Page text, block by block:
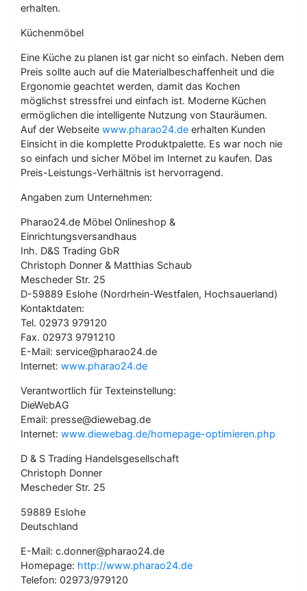
erhalten.
Küchenmöbel
Eine Küche zu planen ist gar nicht so einfach. Neben dem
Preis sollte auch auf die Materialbeschaffenheit und die
Ergonomie geachtet werden, damit das Kochen
möglichst stressfrei und einfach ist. Moderne Küchen
ermöglichen die intelligente Nutzung von Stauräumen.
Auf der Webseite www.pharao24.de erhalten Kunden
Einsicht in die komplette Produktpalette. Es war noch nie
so einfach und sicher Möbel im Internet zu kaufen. Das
Preis-Leistungs-Verhältnis ist hervorragend.
Angaben zum Unternehmen:
Pharao24.de Möbel Onlineshop &
Einrichtungsversandhaus
Inh. D&S Trading GbR
Christoph Donner & Matthias Schaub
Mescheder Str. 25
D-59889 Eslohe (Nordrhein-Westfalen, Hochsauerland)
Kontaktdaten:
Tel. 02973 979120
Fax. 02973 9791210
E-Mail: service@pharao24.de
Internet: www.pharao24.de
Verantwortlich für Texteinstellung:
DieWebAG
Email: presse@diewebag.de
Internet: www.diewebag.de/homepage-optimieren.php
D & S Trading Handelsgesellschaft
Christoph Donner
Mescheder Str. 25
59889 Eslohe
Deutschland
E-Mail: c.donner@pharao24.de
Homepage: http://www.pharao24.de
Telefon: 02973/979120